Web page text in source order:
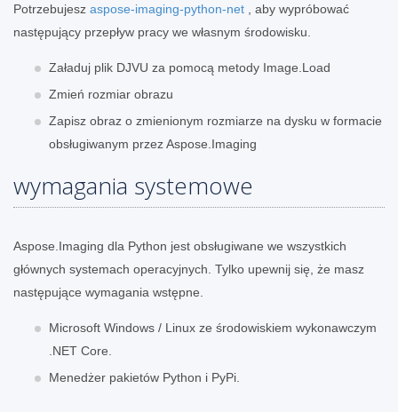
Potrzebujesz aspose-imaging-python-net , aby wypróbować
następujący przepływ pracy we własnym środowisku.
Załaduj plik DJVU za pomocą metody Image.Load
Zmień rozmiar obrazu
Zapisz obraz o zmienionym rozmiarze na dysku w formacie
obsługiwanym przez Aspose.Imaging
wymagania systemowe
Aspose.Imaging dla Python jest obsługiwane we wszystkich
głównych systemach operacyjnych. Tylko upewnij się, że masz
następujące wymagania wstępne.
Microsoft Windows / Linux ze środowiskiem wykonawczym
.NET Core.
Menedżer pakietów Python i PyPi.